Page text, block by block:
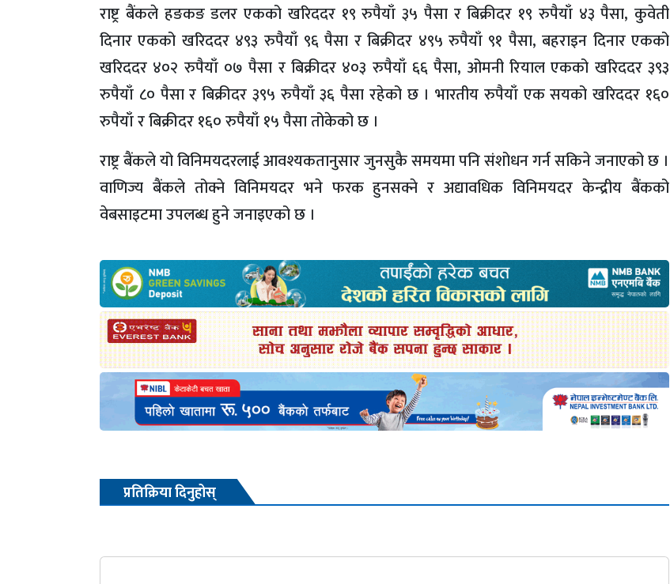
राष्ट्र बैंकले हङकङ डलर एकको खरिददर १९ रुपैयाँ ३५ पैसा र बिक्रीदर १९ रुपैयाँ ४३ पैसा, कुवेती
दिनार एकको खरिददर ४९३ रुपैयाँ ९६ पैसा र बिक्रीदर ४९५ रुपैयाँ ९१ पैसा, बहराइन दिनार एकको
खरिददर ४०२ रुपैयाँ ०७ पैसा र बिक्रीदर ४०३ रुपैयाँ ६६ पैसा, ओमनी रियाल एकको खरिददर ३९३
रुपैयाँ ८० पैसा र बिक्रीदर ३९५ रुपैयाँ ३६ पैसा रहेको छ । भारतीय रुपैयाँ एक सयको खरिददर १६०
रुपैयाँ र बिक्रीदर १६० रुपैयाँ १५ पैसा तोकेको छ ।
राष्ट्र बैंकले यो विनिमयदरलाई आवश्यकतानुसार जुनसुकै समयमा पनि संशोधन गर्न सकिने जनाएको छ ।
वाणिज्य बैंकले तोक्ने विनिमयदर भने फरक हुनसक्ने र अद्यावधिक विनिमयदर केन्द्रीय बैंकको
वेबसाइटमा उपलब्ध हुने जनाइएको छ ।
प्रतिक्रिया दिनुहोस्